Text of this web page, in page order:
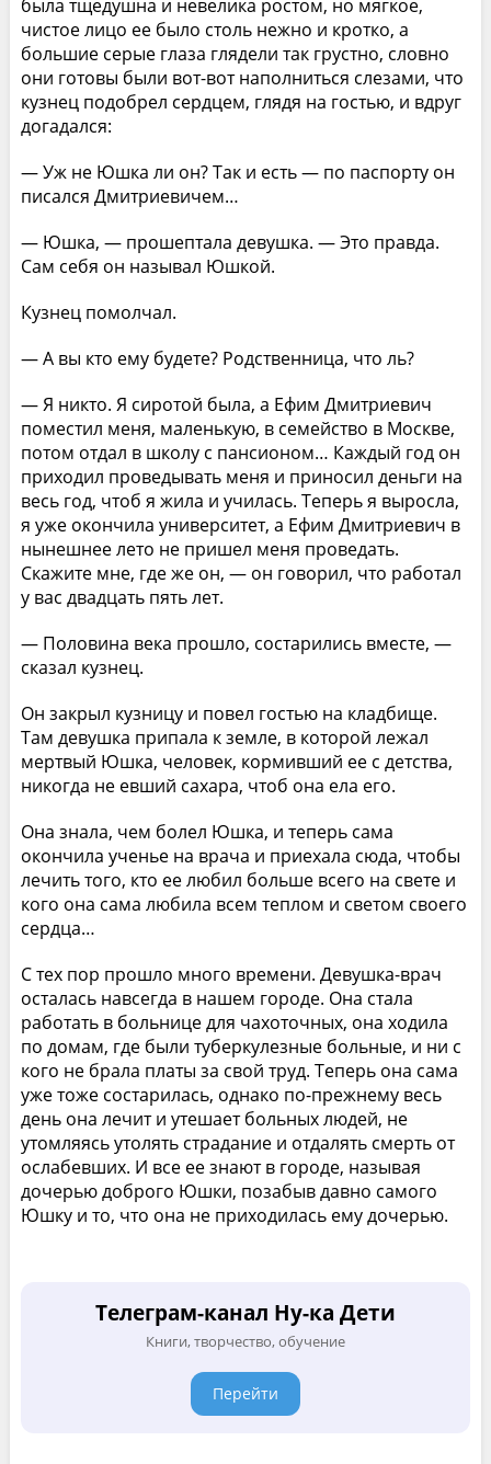
была тщедушна и невелика ростом, но мягкое,
чистое лицо ее было столь нежно и кротко, а
большие серые глаза глядели так грустно, словно
они готовы были вот-вот наполниться слезами, что
кузнец подобрел сердцем, глядя на гостью, и вдруг
догадался:
— Уж не Юшка ли он? Так и есть — по паспорту он
писался Дмитриевичем…
— Юшка, — прошептала девушка. — Это правда.
Сам себя он называл Юшкой.
Кузнец помолчал.
— А вы кто ему будете? Родственница, что ль?
— Я никто. Я сиротой была, а Ефим Дмитриевич
поместил меня, маленькую, в семейство в Москве,
потом отдал в школу с пансионом… Каждый год он
приходил проведывать меня и приносил деньги на
весь год, чтоб я жила и училась. Теперь я выросла,
я уже окончила университет, а Ефим Дмитриевич в
нынешнее лето не пришел меня проведать.
Скажите мне, где же он, — он говорил, что работал
у вас двадцать пять лет.
— Половина века прошло, состарились вместе, —
сказал кузнец.
Он закрыл кузницу и повел гостью на кладбище.
Там девушка припала к земле, в которой лежал
мертвый Юшка, человек, кормивший ее с детства,
никогда не евший сахара, чтоб она ела его.
Она знала, чем болел Юшка, и теперь сама
окончила ученье на врача и приехала сюда, чтобы
лечить того, кто ее любил больше всего на свете и
кого она сама любила всем теплом и светом своего
сердца…
С тех пор прошло много времени. Девушка-врач
осталась навсегда в нашем городе. Она стала
работать в больнице для чахоточных, она ходила
по домам, где были туберкулезные больные, и ни с
кого не брала платы за свой труд. Теперь она сама
уже тоже состарилась, однако по-прежнему весь
день она лечит и утешает больных людей, не
утомляясь утолять страдание и отдалять смерть от
ослабевших. И все ее знают в городе, называя
дочерью доброго Юшки, позабыв давно самого
Юшку и то, что она не приходилась ему дочерью.
Телеграм-канал Ну-ка Дети
Книги, творчество, обучение
Перейти